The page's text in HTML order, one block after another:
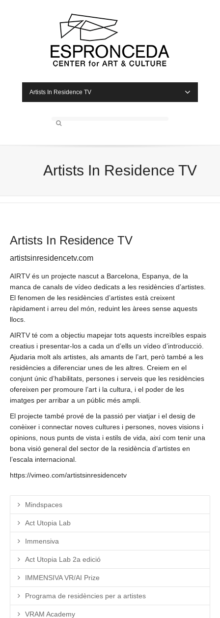
Artists In Residence TV
Artists In Residence TV
Artists In Residence TV
artistsinresidencetv.com
AIRTV és un projecte nascut a Barcelona, Espanya, de la
manca de canals de vídeo dedicats a les residències d’artistes.
El fenomen de les residències d’artistes està creixent
ràpidament i arreu del món, reduint les àrees sense aquests
llocs.
AIRTV té com a objectiu mapejar tots aquests increïbles espais
creatius i presentar-los a cada un d’ells un vídeo d’introducció.
Ajudaria molt als artistes, als amants de l’art, però també a les
residències a diferenciar unes de les altres. Creiem en el
conjunt únic d’habilitats, persones i serveis que les residències
ofereixen per promoure l’art i la cultura, i el poder de les
imatges per arribar a un públic més ampli.
El projecte també prové de la passió per viatjar i el desig de
conèixer i connectar noves cultures i persones, noves visions i
opinions, nous punts de vista i estils de vida, així com tenir una
bona visió general del sector de la residència d’artistes en
l’escala internacional.
https://vimeo.com/artistsinresidencetv
Mindspaces
Act Utopia Lab
Immensiva
Act Utopia Lab 2a edició
IMMENSIVA VR/AI Prize
Programa de residències per a artistes
VRAM Academy